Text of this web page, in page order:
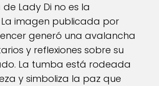
Lady Di no es la
La imagen publicada por
generó una avalancha
y reflexiones sobre su
La tumba está rodeada
y simboliza la paz que